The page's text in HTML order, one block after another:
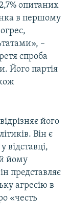
опитаних
в першому
–
спроба
Його партія
його
Він є
йому
представляє
агресію в
«честь